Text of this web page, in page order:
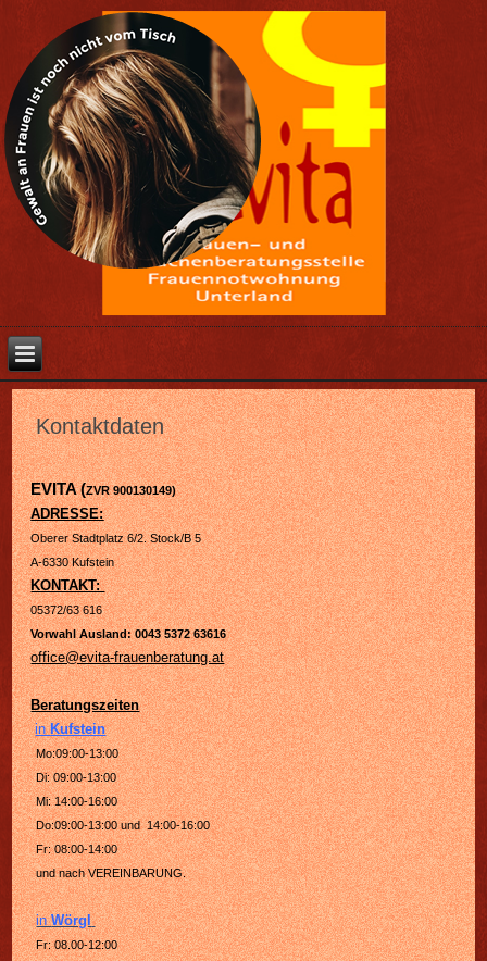
Kontaktdaten
EVITA (ZVR 900130149)
ADRESSE:
Oberer Stadtplatz 6/2. Stock/B 5
A-6330 Kufstein
KONTAKT:
05372/63 616
Vorwahl Ausland: 0043 5372 63616
office@evita-frauenberatung.at
Beratungszeiten
inKufstein
Mo:09:00-13:00
Di: 09:00-13:00
Mi: 14:00-16:00
Do:09:00-13:00 und 14:00-16:00
Fr: 08:00-14:00
und nach VEREINBARUNG.
inWörgl
Fr: 08.00-12:00